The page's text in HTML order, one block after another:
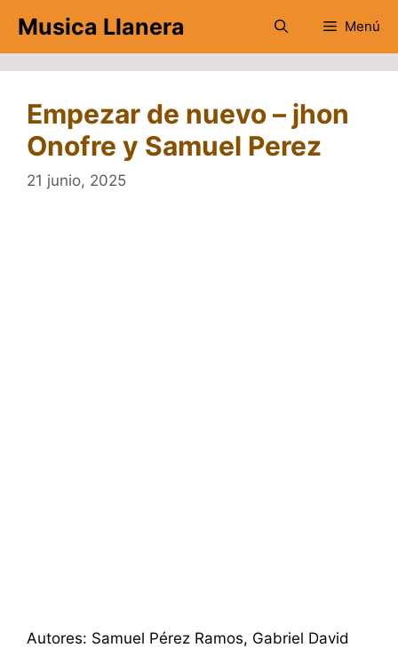
contenido
Musica Llanera Menú
Empezar de nuevo – jhon
Onofre‬ y ‪Samuel Perez
21 junio, 2025
Autores: Samuel Pérez Ramos, Gabriel David